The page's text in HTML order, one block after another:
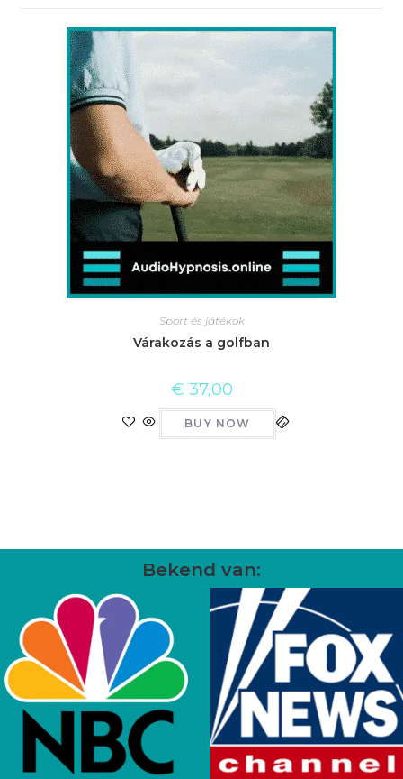
Sport és játékok
Várakozás a golfban
€ 37,00
BUY NOW
Bekend van: